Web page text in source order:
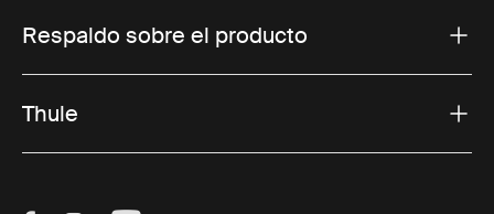
Respaldo sobre el producto
Thule